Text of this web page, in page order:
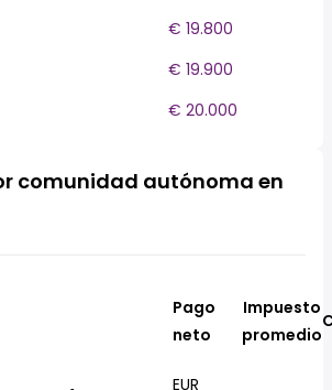
€ 19.800
€ 19.900
€ 20.000
comunidad autónoma en
Pago
neto
Impuesto
promedio
EUR